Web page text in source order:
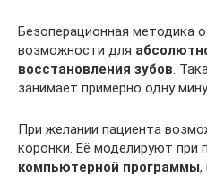
Безоперационная методика
возможности для
восстановления зубов.
занимает примерно одну
При желании пациента
коронки. Её моделируют при
компьютерной программы,